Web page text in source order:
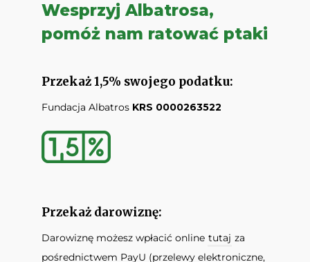
Wesprzyj Albatrosa,
pomóż nam ratować ptaki
Przekaż 1,5% swojego podatku:
Fundacja Albatros KRS 0000263522
Przekaż darowiznę:
Darowiznę możesz wpłacić online tutaj za
pośrednictwem PayU (przelewy elektroniczne,